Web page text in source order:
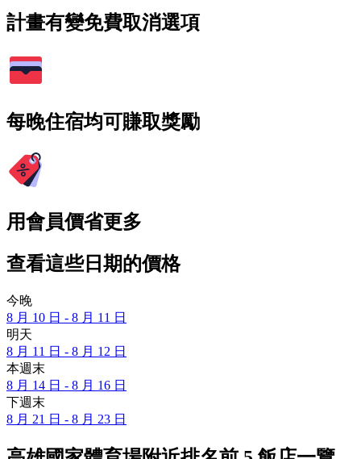
計畫有變免費取消選項
每晚住宿均可賺取獎勵
用會員價省更多
查看這些日期的價格
今晚
8 月 10 日 - 8 月 11 日
明天
8 月 11 日 - 8 月 12 日
本週末
8 月 14 日 - 8 月 16 日
下週末
8 月 21 日 - 8 月 23 日